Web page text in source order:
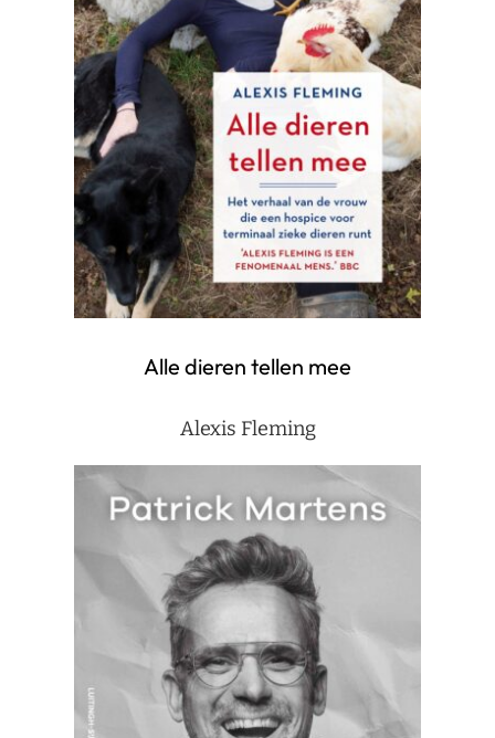
Alle dieren tellen mee
Alexis Fleming